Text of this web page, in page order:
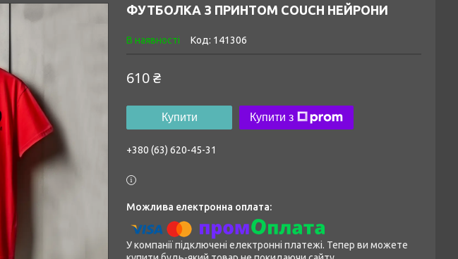
ФУТБОЛКА З ПРИНТОМ COUCH НЕЙРОНИ
В наявності Код: 141306
610 ₴
Купити Купити з
+380 (63) 620-45-31
У компанії підключені електронні платежі. Тепер ви можете